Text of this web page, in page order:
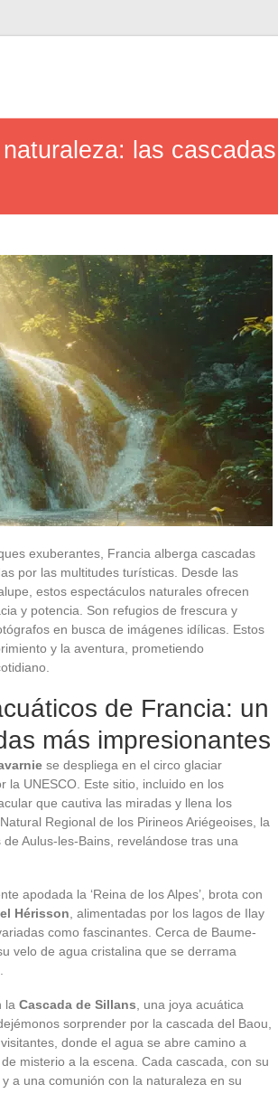
las
exuberantes, Francia alberga cascadas
por las multitudes turísticas. Desde las
estos espectáculos naturales ofrecen
y potencia. Son refugios de frescura y
en busca de imágenes idílicas. Estos
y la aventura, prometiendo
de Francia: un
más impresionantes
se despliega en el circo glaciar
la UNESCO. Este sitio, incluido en los
que cautiva las miradas y llena los
Regional de los Pirineos Ariégeoises, la
Aulus-les-Bains, revelándose tras una
apodada la ‘Reina de los Alpes’, brota con
Hérisson , alimentadas por los lagos de Ilay
como fascinantes. Cerca de Baume-
velo de agua cristalina que se derrama
la Cascada de Sillans , una joya acuática
sorprender por la cascada del Baou,
donde el agua se abre camino a
misterio a la escena. Cada cascada, con su
a una comunión con la naturaleza en su